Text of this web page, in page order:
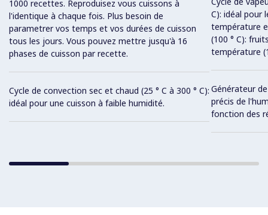
1000 recettes. Reproduisez vous cuissons à
l'identique à chaque fois. Plus besoin de
parametrer vos temps et vos durées de cuisson
tous les jours. Vous pouvez mettre jusqu'à 16
phases de cuisson par recette.
Cycle de convection sec et chaud (25 ° C à 300 ° C):
idéal pour une cuisson à faible humidité.
C): idéal pour
température
(100 ° C):
température
Générateur
précis de
fonction des